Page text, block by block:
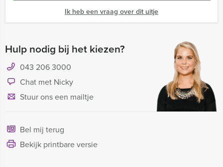
Ik heb een vraag over dit uitje
Hulp nodig bij het kiezen?
043 206 3000
Chat met Nicky
Stuur ons een mailtje
Bel mij terug
Bekijk printbare versie